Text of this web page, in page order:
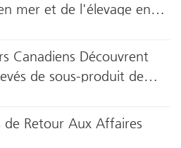
mer et de l'élevage en
Canadiens Découvrent
de sous-produit de
de Retour Aux Affaires